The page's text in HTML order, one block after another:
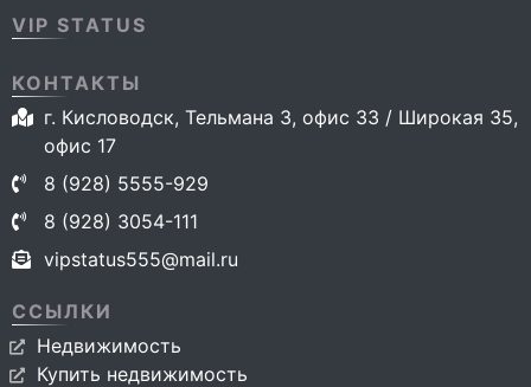
VIP STATUS
КОНТАКТЫ
г. Кисловодск, Тельмана 3, офис 33 / Широкая 35,
офис 17
8 (928) 5555-929
8 (928) 3054-111
vipstatus555@mail.ru
ССЫЛКИ
Недвижимость
Купить недвижимость